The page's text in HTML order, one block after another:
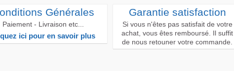
Générales
Paiement - Livraison etc...
ici pour en savoir plus
Garantie satisfaction
Si vous n'êtes pas satisfait de votre
achat, vous êtes remboursé. Il suffit
de nous retouner votre commande.